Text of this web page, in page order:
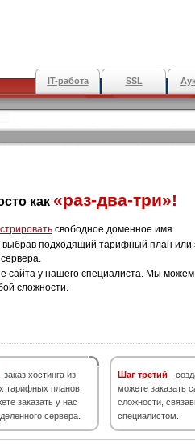
IT-работа SSL
как «раз-два-три»!
свободное доменное имя.
выбрав подходящий тарифный план или
сайта у нашего специалиста. Мы
сложности.
заказ хостинга из
тарифных планов.
заказать у нас
сервера.
Шаг третий -
можете заказать
сложности,
специалистом.